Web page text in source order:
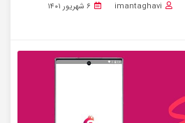
imantaghavi
۶ شهریور ۱۴۰۱